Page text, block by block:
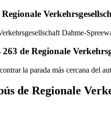
Dahme-
de Regionale
la parada más cercana del
de Regionale